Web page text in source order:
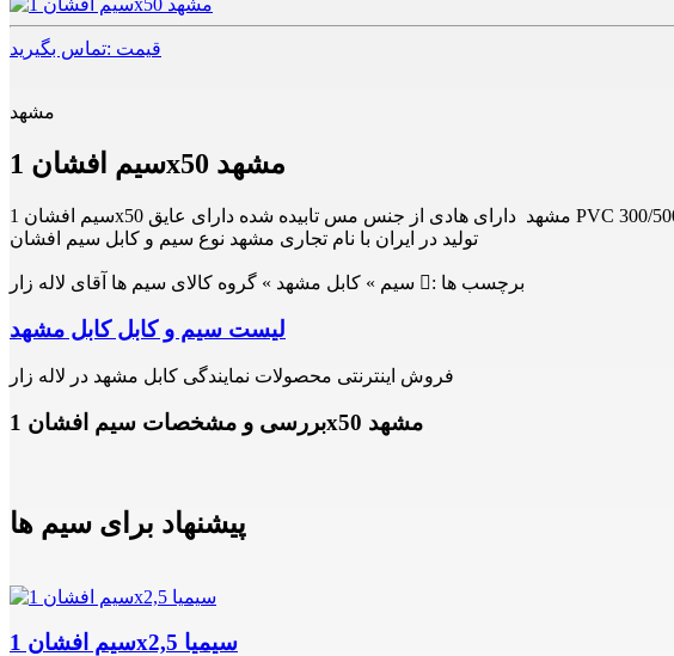
قیمت :تماس بگیرید
مشهد
سیم افشان 1x50 مشهد
تولید در ایران با نام تجاری مشهد نوع سیم و کابل سیم افشان
برچسب ها : سیم » کابل مشهد » گروه کالای سیم ها آقای لاله زار
لیست سیم و کابل کابل مشهد
فروش اینترنتی محصولات نمایندگی کابل مشهد در لاله زار
بررسی و مشخصات سیم افشان 1x50 مشهد
پیشنهاد برای سیم ها
سیم افشان 1x2,5 سیمیا